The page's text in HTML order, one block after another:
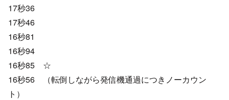
17秒36
17秒46
16秒81
16秒94
16秒85 ☆
16秒56 （転倒しながら発信機通過につきノーカウン
ト）